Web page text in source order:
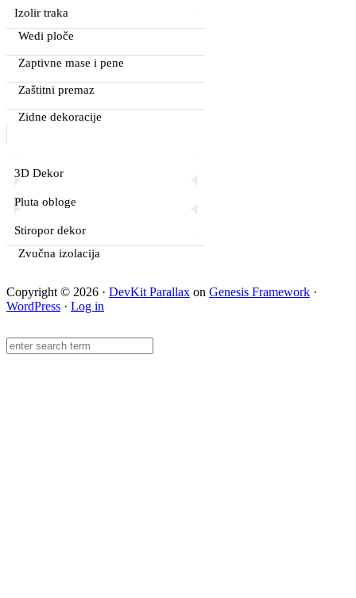
Izolir traka
Wedi ploče
Zaptivne mase i pene
Zaštitni premaz
Zidne dekoracije
3D Dekor
Pluta obloge
Stiropor dekor
Zvučna izolacija
Copyright © 2026 · DevKit Parallax on Genesis Framework ·
WordPress · Log in